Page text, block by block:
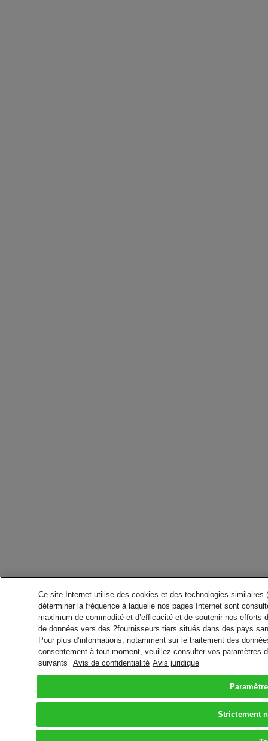
Ce site Internet utilise des cookies et des technologies
déterminer la fréquence à laquelle nos pages Internet sont
maximum de commodité et d’efficacité et de soutenir nos
de données vers des 2fournisseurs tiers situés dans des pays
Pour plus d’informations, notamment sur le traitement des
consentement à tout moment, veuillez consulter vos paramètres
suivants
Avis de confidentialité Avis juridique
Strictement